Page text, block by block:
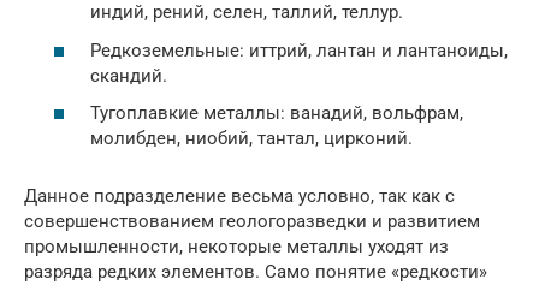
индий, рений, селен, таллий, теллур.
Редкоземельные: иттрий, лантан и лантаноиды,
скандий.
Тугоплавкие металлы: ванадий, вольфрам,
молибден, ниобий, тантал, цирконий.
Данное подразделение весьма условно, так как с
совершенствованием геологоразведки и развитием
промышленности, некоторые металлы уходят из
разряда редких элементов. Само понятие «редкости»